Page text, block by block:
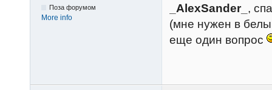
Поза форумом
More info
_AlexSander_ ,
(мне нужен в
еще один вопрос